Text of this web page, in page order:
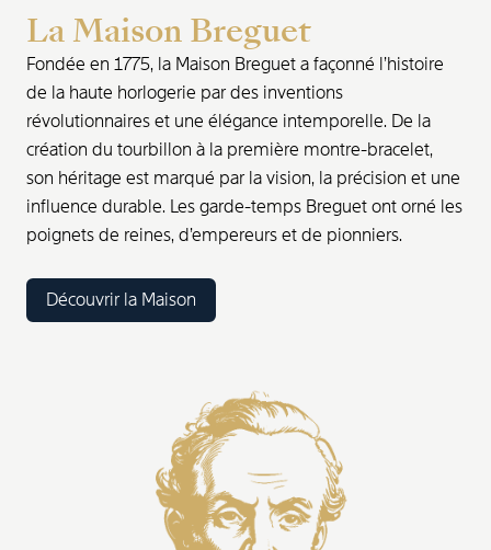
La Maison Breguet
Fondée en 1775, la Maison Breguet a façonné l’histoire
de la haute horlogerie par des inventions
révolutionnaires et une élégance intemporelle. De la
création du tourbillon à la première montre-bracelet,
son héritage est marqué par la vision, la précision et une
influence durable. Les garde-temps Breguet ont orné les
poignets de reines, d’empereurs et de pionniers.
Découvrir la Maison